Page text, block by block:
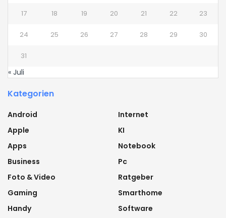
17 18 19 20 21 22 23
24 25 26 27 28 29 30
31
« Juli
Kategorien
Android
Apple
Apps
Business
Foto & Video
Gaming
Handy
Internet
KI
Notebook
Pc
Ratgeber
Smarthome
Software